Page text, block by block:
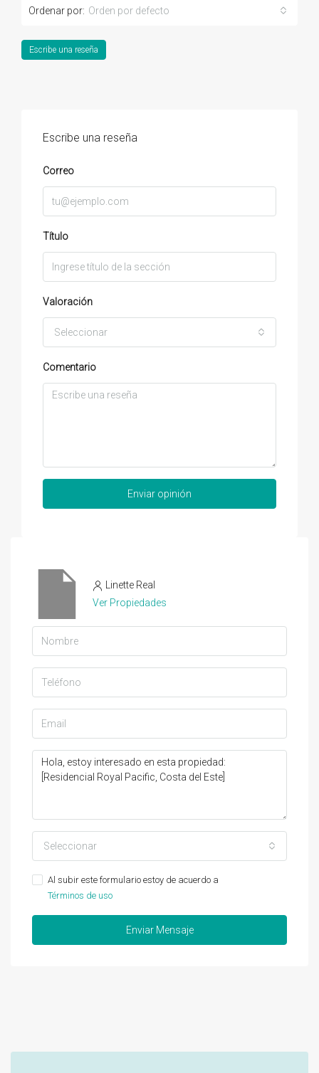
Ordenar por: Orden por defecto
Escribe una reseña
Escribe una reseña
Correo
Título
Valoración
Seleccionar
Comentario
Enviar opinión
Linette Real
Ver Propiedades
Seleccionar
Al subir este formulario estoy de acuerdo a
Términos de uso
Enviar Mensaje